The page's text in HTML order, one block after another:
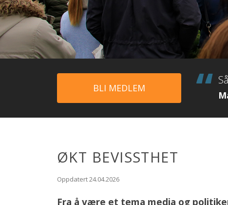
BLI MEDLEM
ØKT BEVISSTHET
Oppdatert 24.04.2026
Fra å være et tema media og